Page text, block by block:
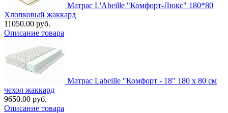
Матрас L'Abeille "Комфорт-Люкс" 180*80
Хлопковый жаккард
11050.00 руб.
Описание товара
Матрас Labeille "Комфорт - 18" 180 х 80 см
чехол жаккард
9650.00 руб.
Описание товара